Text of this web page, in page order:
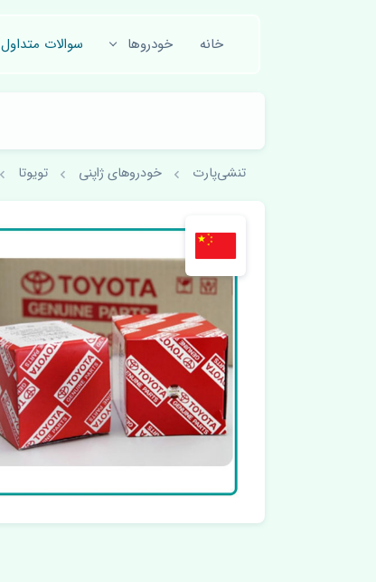
خانه خودروها سوالات متداول
تنشی‌پارت خودروهای ژاپنی تویوتا